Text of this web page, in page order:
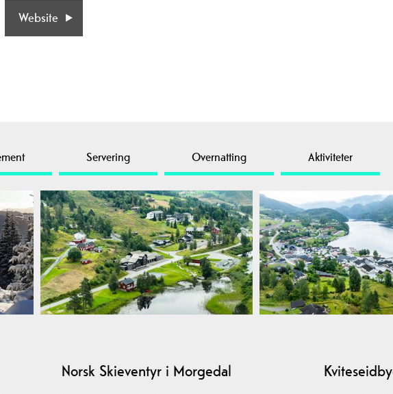
Website
Servering Overnatting Aktiviteter
Norsk Skieventyr i Morgedal